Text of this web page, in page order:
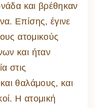
και βρέθηκαν
Επίσης, έγινε
ατομικούς
και ήταν
στις
θαλάμους, και
Η ατομική